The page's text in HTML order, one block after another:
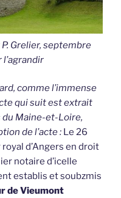
Grelier, septembre
l’agrandir
comme l’immense
qui suit est extrait
Maine-et-Loire,
de l’acte : Le 26
d’Angers en droit
notaire d’icelle
establis et soubzmis
de Vieumont